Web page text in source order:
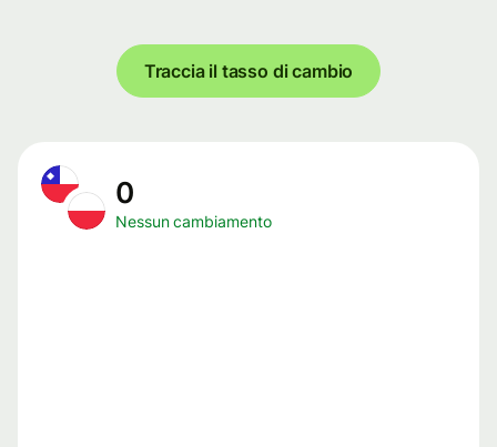
Traccia il tasso di cambio
0
Nessun cambiamento